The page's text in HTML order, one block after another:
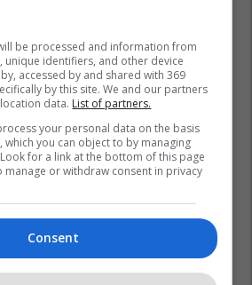
Telles
be processed and information from
unique identifiers, and other device
accessed by and shared with 369
by this site. We and our partners
data. List of partners.
your personal data on the basis
which you can object to by managing
for a link at the bottom of this page
manage or withdraw consent in privacy
Consent